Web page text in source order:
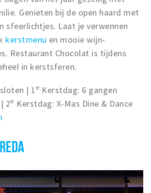
Genieten bij de open haard met
sfeerlichtjes. Laat je verwennen
kerstmenu en mooie wijn-
Restaurant Chocolat is tijdens
in kerstsferen.
| 1 e Kerstdag: 6 gangen
2e Kerstdag: X-Mas Dine & Dance